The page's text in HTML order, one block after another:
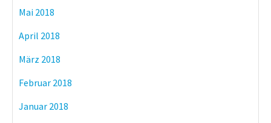
Mai 2018
April 2018
März 2018
Februar 2018
Januar 2018